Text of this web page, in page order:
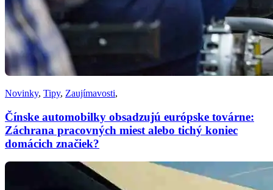
Novinky, Tipy, Zaujímavosti,
Čínske automobilky obsadzujú európske továrne:
Záchrana pracovných miest alebo tichý koniec
domácich značiek?